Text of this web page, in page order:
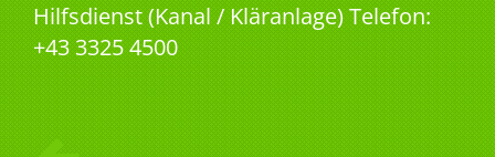
Hilfsdienst (Kanal / Kläranlage) Telefon:
+43 3325 4500